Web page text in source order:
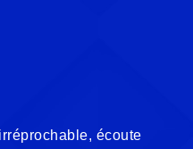
écoute